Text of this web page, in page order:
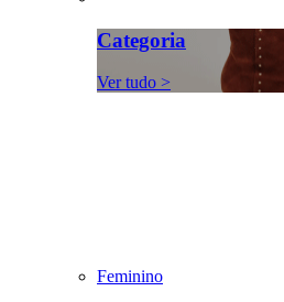
Categoria
Ver tudo >
Feminino